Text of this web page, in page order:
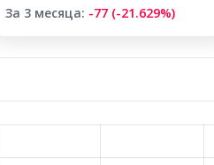
За 3 месяца: -77 (-21.629%)